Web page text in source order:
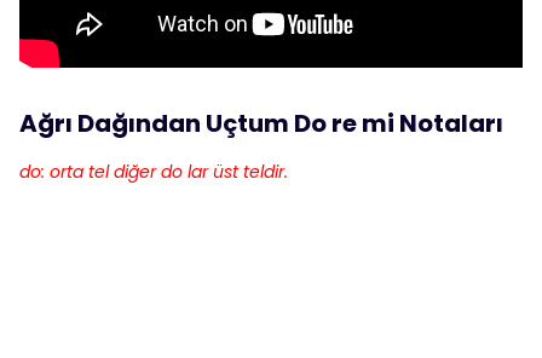
Ağrı Dağından Uçtum Do re mi Notaları
do: orta tel diğer do lar üst teldir.